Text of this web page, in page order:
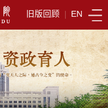
旧版回顾 | EN